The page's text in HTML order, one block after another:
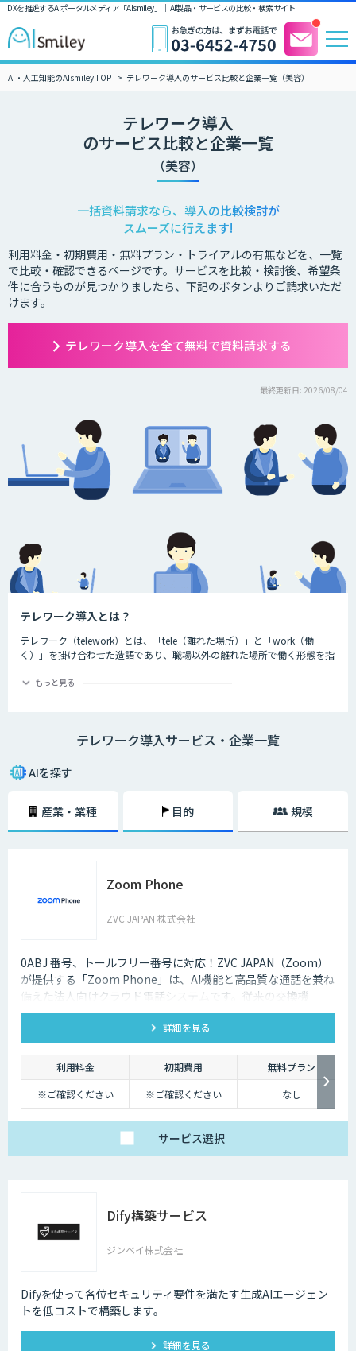
DXを推進するAIポータルメディア「AIsmiley」｜ AI製品・サービスの比較・検索サイト
AI・人工知能のAIsmiley TOP テレワーク導入のサービス比較と企業一覧（美容）
テレワーク導入
のサービス比較と企業一覧
（美容）
一括資料請求なら、導入の比較検討が
スムーズに行えます!
利用料金・初期費用・無料プラン・トライアルの有無などを、一覧
で比較・確認できるページです。サービスを比較・検討後、希望条
件に合うものが見つかりましたら、下記のボタンよりご請求いただ
けます。
テレワーク導入を全て無料で資料請求する
最終更新日: 2026/08/04
テレワーク導入とは？
テレワーク（telework）とは、「tele（離れた場所）」と「work（働
く）」を掛け合わせた造語であり、職場以外の離れた場所で働く形態を指
ワークには大きく分けて3つの種類が存在するとされています。それが、
自宅にいながら、パソコンとインターネット、電話、ファックスなどで会
・モバイルワーク
をする働き方のことを指します。
されるケースも増えてきています。また、都心部に本社を置く企業が郊外
にサテライトオフィスを構えたり、地方に本社を構える企業が都心部にサ
テライトオフィスを構えたりするケースも多くなっています。
を導入する企業が一気に増加しましたが、実はそれ以前からテレワークを
導入する企業は少しずつ増加している状況でした。
それは、パソコンやスマホといった通信機器のスペックが向上しているか
らです。また、Wi-Fiなどのデータ通信ネットワーク環境が整備され始め、
低価格でネットワークを利用できるようになったことも要因のひとつとい
えるでしょう。
しかし、テレワークを導入した場合には、社内コミュニケーションが難し
くなってしまうのも事実です。それに加え、業態管理も難しくなってしま
うため、テレワークに不安を感じてしまう企業も少なくないでしょう。
おり、それらを有効活用すれば、テレワークのデメリットをある程度解消
していくことも可能になります。
もっと見る
テレワーク導入サービス・企業一覧
AIを探す
産業・業種 目的 規模
Zoom Phone
ZVC JAPAN 株式会社
0ABJ 番号、トールフリー番号に対応！ZVC JAPAN（Zoom）
が提供する「Zoom Phone」は、AI機能と高品質な通話を兼ね
備えた法人向けクラウド電話システムです。従来の交換機
（PBX）を必要としないため、導入や運用にかかるコストを大
詳細を見る
利用料金 初期費用
無料プラン
※ご確認ください
※ご確認ください なし
サービス選択
Dify構築サービス
ジンベイ株式会社
Difyを使って各位セキュリティ要件を満たす生成AIエージェン
トを低コストで構築します。
詳細を見る